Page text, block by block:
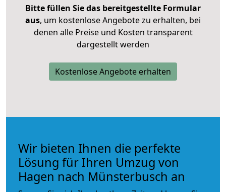
Bitte füllen Sie das bereitgestellte Formular
aus, um kostenlose Angebote zu erhalten, bei
denen alle Preise und Kosten transparent
dargestellt werden
Kostenlose Angebote erhalten
Wir bieten Ihnen die perfekte
Lösung für Ihren Umzug von
Hagen nach Münsterbusch an